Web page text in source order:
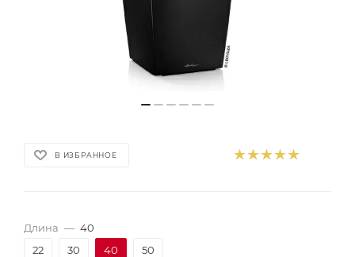
В ИЗБРАННОЕ
Длина — 40
22
30 40 50